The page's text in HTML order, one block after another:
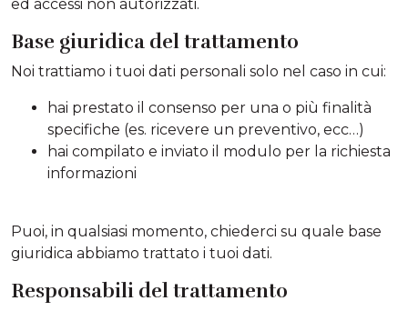
ed accessi non autorizzati.
Base giuridica del trattamento
Noi trattiamo i tuoi dati personali solo nel caso in cui:
hai prestato il consenso per una o più finalità
specifiche (es. ricevere un preventivo, ecc…)
hai compilato e inviato il modulo per la richiesta
informazioni
Puoi, in qualsiasi momento, chiederci su quale base
giuridica abbiamo trattato i tuoi dati.
Responsabili del trattamento